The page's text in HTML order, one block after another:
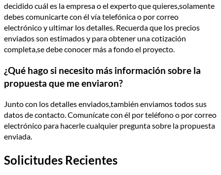
decidido cuál es la empresa o el experto que quieres,solamente
debes comunicarte con él vía telefónica o por correo
electrónico y ultimar los detalles. Recuerda que los precios
enviados son estimados y para obtener una cotización
completa,se debe conocer más a fondo el proyecto.
¿Qué hago si necesito más información sobre la
propuesta que me enviaron?
Junto con los detalles enviados,también enviamos todos sus
datos de contacto. Comunícate con él por teléfono o por correo
electrónico para hacerle cualquier pregunta sobre la propuesta
enviada.
Solicitudes Recientes